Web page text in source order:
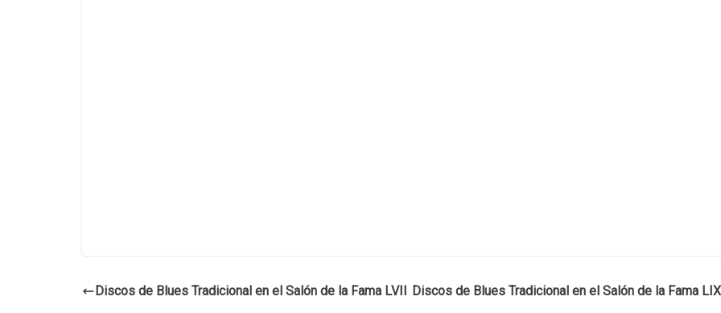
Discos de Blues Tradicional en el Salón de la Fama LVII Discos de Blues Tradicional en el Salón de la Fama LIX